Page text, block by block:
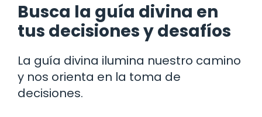
Busca la guía divina en
tus decisiones y desafíos
La guía divina ilumina nuestro camino
y nos orienta en la toma de
decisiones.